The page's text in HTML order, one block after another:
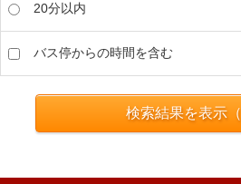
20分以内
バス停からの時間を含む
検索結果を表示（